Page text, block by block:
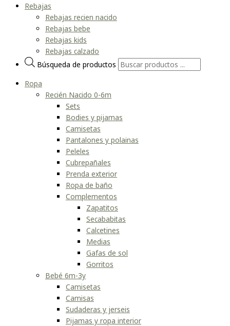
Rebajas
Rebajas recien nacido
Rebajas bebe
Rebajas kids
Rebajas calzado
Búsqueda de productos
Ropa
Recién Nacido 0-6m
Sets
Bodies y pijamas
Camisetas
Pantalones y polainas
Peleles
Cubrepañales
Prenda exterior
Ropa de baño
Complementos
Zapatitos
Secababitas
Calcetines
Medias
Gafas de sol
Gorritos
Bebé 6m-3y
Camisetas
Camisas
Sudaderas y jerseis
Pijamas y ropa interior